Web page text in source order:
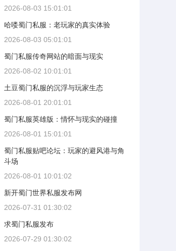
2026-08-03 15:01:01
哈喽蜀门私服：老玩家的真实体验
2026-08-03 05:01:01
蜀门私服传奇网站的暗面与现实
2026-08-02 10:01:01
土豆蜀门私服的沉浮与玩家生态
2026-08-01 20:01:01
蜀门私服英雄版：情怀与现实的碰撞
2026-08-01 15:01:01
蜀门私服贴吧论坛：玩家的避风港与角
斗场
2026-08-01 10:01:02
新开蜀门世界私服发布网
2026-07-31 01:30:02
求蜀门私服发布
2026-07-29 01:30:02